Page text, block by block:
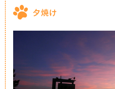
夕焼け